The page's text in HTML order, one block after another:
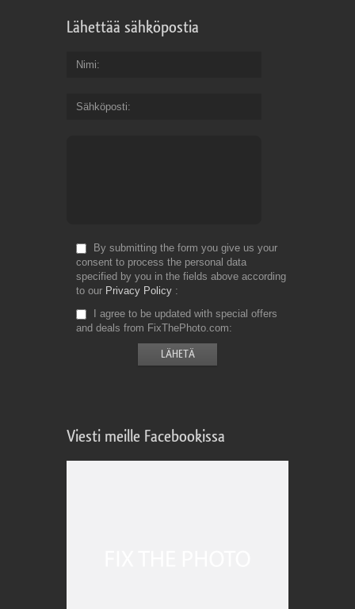
Lähettää sähköpostia
Nimi
Sähköposti
By submitting the form you give us your
consent to process the personal data
specified by you in the fields above according
to our Privacy Policy
I agree to be updated with special offers
and deals from FixThePhoto.com
Viesti meille Facebookissa